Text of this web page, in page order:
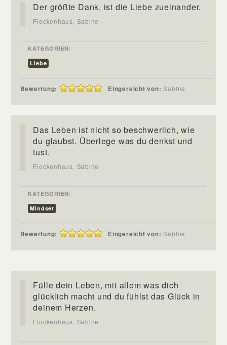
Der größte Dank, ist die Liebe zueinander.
Flockenhaus, Sabine
KATEGORIEN:
Liebe
Bewertung: Eingereicht von:Sabine
Das Leben ist nicht so beschwerlich, wie
du glaubst. Überlege was du denkst und
tust.
Flockenhaus, Sabine
KATEGORIEN:
Mindset
Bewertung: Eingereicht von:Sabine
Fülle dein Leben, mit allem was dich
glücklich macht und du fühlst das Glück in
deinem Herzen.
Flockenhaus, Sabine